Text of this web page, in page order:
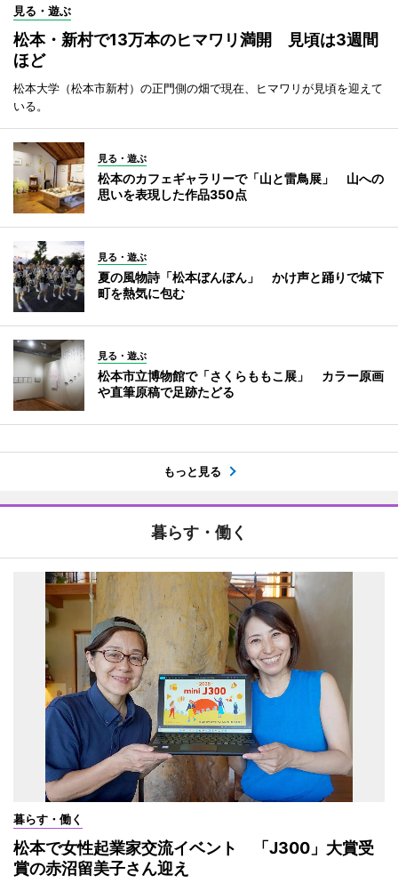
見る・遊ぶ
松本・新村で13万本のヒマワリ満開 見頃は3週間
ほど
松本大学（松本市新村）の正門側の畑で現在、ヒマワリが見頃を迎えて
いる。
見る・遊ぶ
松本のカフェギャラリーで「山と雷鳥展」 山への
思いを表現した作品350点
見る・遊ぶ
夏の風物詩「松本ぼんぼん」 かけ声と踊りで城下
町を熱気に包む
見る・遊ぶ
松本市立博物館で「さくらももこ展」 カラー原画
や直筆原稿で足跡たどる
もっと見る
暮らす・働く
暮らす・働く
松本で女性起業家交流イベント 「J300」大賞受
賞の赤沼留美子さん迎え